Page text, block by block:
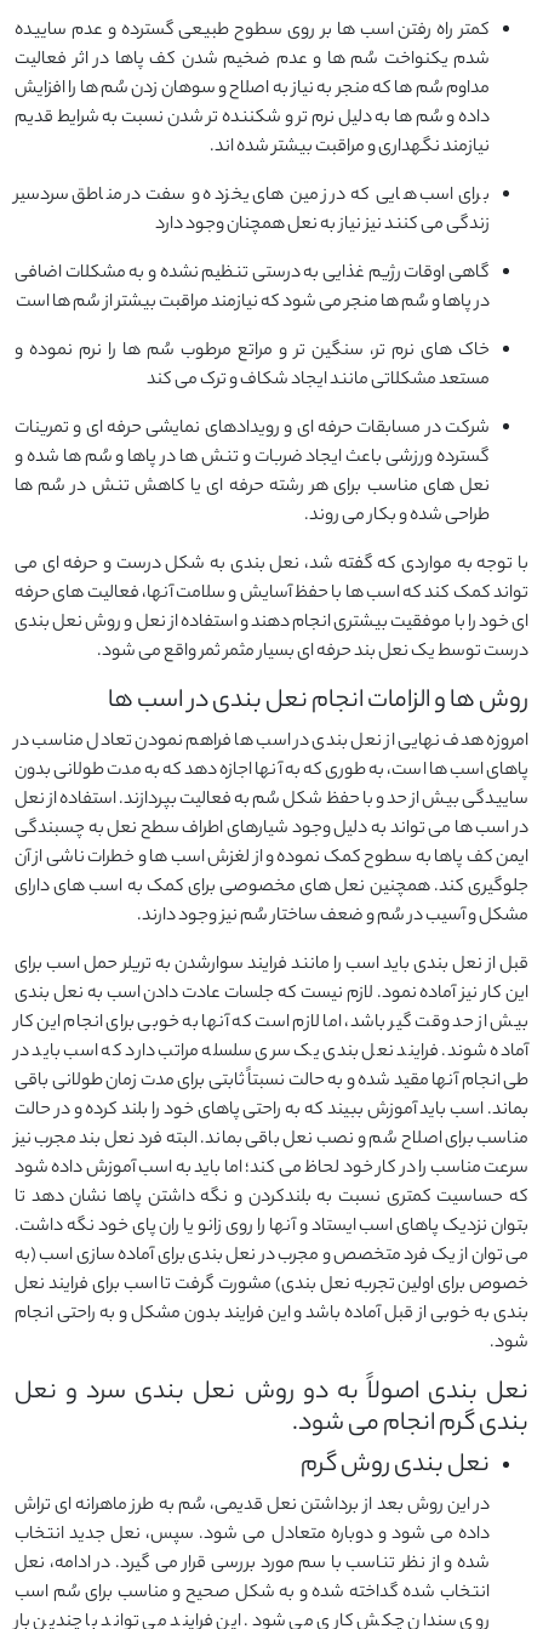
کمتر راه رفتن اسب ها بر روی سطوح طبیعی گسترده و عدم ساییده
شدم یکنواخت سُم ها و عدم ضخیم شدن کف پاها در اثر فعالیت
مداوم سُم ها که منجر به نیاز به اصلاح و سوهان زدن سُم ها را افزایش
داده و سُم ها به دلیل نرم تر و شکننده تر شدن نسبت به شرایط قدیم
نیازمند نگهداری و مراقبت بیشتر شده اند.
برای اسب هایی که در زمین های یخزده و سفت در مناطق سردسیر
زندگی می کنند نیز نیاز به نعل همچنان وجود دارد
گاهی اوقات رژیم غذایی به درستی تنظیم نشده و به مشکلات اضافی
در پاها و سُم ها منجر می شود که نیازمند مراقبت بیشتر از سُم ها است
خاک های نرم تر، سنگین تر و مراتع مرطوب سُم ها را نرم نموده و
مستعد مشکلاتی مانند ایجاد شکاف و ترک می کند
شرکت در مسابقات حرفه ای و رویدادهای نمایشی حرفه ای و تمرینات
گسترده ورزشی باعث ایجاد ضربات و تنش ها در پاها و سُم ها شده و
نعل های مناسب برای هر رشته حرفه ای یا کاهش تنش در سُم ها
طراحی شده و بکار می روند.
با توجه به مواردی که گفته شد، نعل بندی به شکل درست و حرفه ای می
تواند کمک کند که اسب ها با حفظ آسایش و سلامت آنها، فعالیت های حرفه
ای خود را با موفقیت بیشتری انجام دهند و استفاده از نعل و روش نعل بندی
درست توسط یک نعل بند حرفه ای بسیار مثمر ثمر واقع می شود.
روش ها و الزامات انجام نعل بندی در اسب ها
امروزه هدف نهایی از نعل بندی در اسب ها فراهم نمودن تعادل مناسب در
پاهای اسب ها است، به طوری که به آنها اجازه دهد که به مدت طولانی بدون
ساییدگی بیش از حد و با حفظ شکل سُم به فعالیت بپردازند. استفاده از نعل
در اسب ها می تواند به دلیل وجود شیارهای اطراف سطح نعل به چسبندگی
ایمن کف پاها به سطوح کمک نموده و از لغزش اسب ها و خطرات ناشی از آن
جلوگیری کند. همچنین نعل های مخصوصی برای کمک به اسب های دارای
مشکل و آسیب در سُم و ضعف ساختار سُم نیز وجود دارند.
قبل از نعل بندی باید اسب را مانند فرایند سوارشدن به تریلر حمل اسب برای
این کار نیز آماده نمود. لازم نیست که جلسات عادت دادن اسب به نعل بندی
بیش از حد وقت گیر باشد، اما لازم است که آنها به خوبی برای انجام این کار
آماده شوند. فرایند نعل بندی یک سری سلسله مراتب دارد که اسب باید در
طی انجام آنها مقید شده و به حالت نسبتاً ثابتی برای مدت زمان طولانی باقی
بماند. اسب باید آموزش ببیند که به راحتی پاهای خود را بلند کرده و در حالت
مناسب برای اصلاح سُم و نصب نعل باقی بماند. البته فرد نعل بند مجرب نیز
سرعت مناسب را در کار خود لحاظ می کند؛ اما باید به اسب آموزش داده شود
که حساسیت کمتری نسبت به بلندکردن و نگه داشتن پاها نشان دهد تا
بتوان نزدیک پاهای اسب ایستاد و آنها را روی زانو یا ران پای خود نگه داشت.
می توان از یک فرد متخصص و مجرب در نعل بندی برای آماده سازی اسب (به
خصوص برای اولین تجربه نعل بندی) مشورت گرفت تا اسب برای فرایند نعل
بندی به خوبی از قبل آماده باشد و این فرایند بدون مشکل و به راحتی انجام
شود.
نعل بندی اصولاً به دو روش نعل بندی سرد و نعل
بندی گرم انجام می شود.
نعل بندی روش گرم
در این روش بعد از برداشتن نعل قدیمی، سُم به طرز ماهرانه ای تراش
داده می شود و دوباره متعادل می شود. سپس، نعل جدید انتخاب
شده و از نظر تناسب با سم مورد بررسی قرار می گیرد. در ادامه، نعل
انتخاب شده گداخته شده و به شکل صحیح و مناسب برای سُم اسب